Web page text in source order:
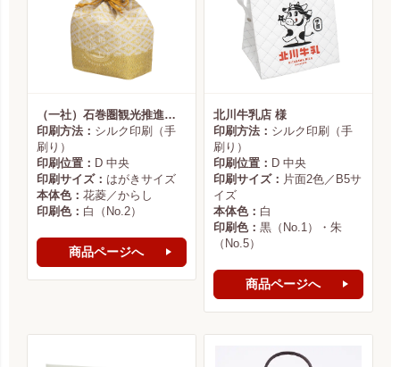
（一社）石巻圏観光推進機構様
印刷方法： シルク印刷（手
刷り）
印刷位置： D 中央
印刷サイズ： はがきサイズ
本体色： 花菱／からし
印刷色： 白（No.2）
商品ページへ
北川牛乳店 様
印刷方法： シルク印刷（手
刷り）
印刷位置： D 中央
印刷サイズ： 片面2色／B5サ
イズ
本体色： 白
印刷色： 黒（No.1）・朱
（No.5）
商品ページへ